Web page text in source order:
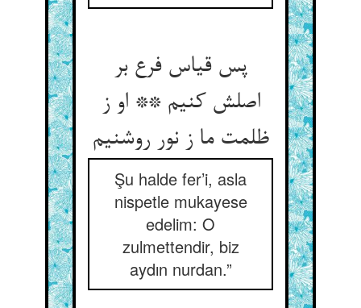
پس قیاس فرع بر
اصلش کنیم ** او ز
Şu halde fer’i, asla
nispetle mukayese
edelim: O
zulmettendir, biz
aydın nurdan.”